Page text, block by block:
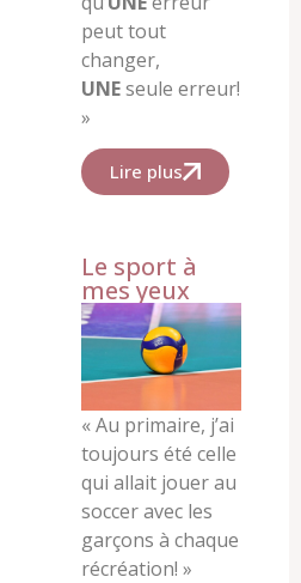
peut tout
changer,
UNEseule erreur!
»
Lire plus
Le sport à
mes yeux
«Au primaire, j’ai
toujours été celle
qui allait jouer au
soccer avec les
garçons à chaque
récréation! »